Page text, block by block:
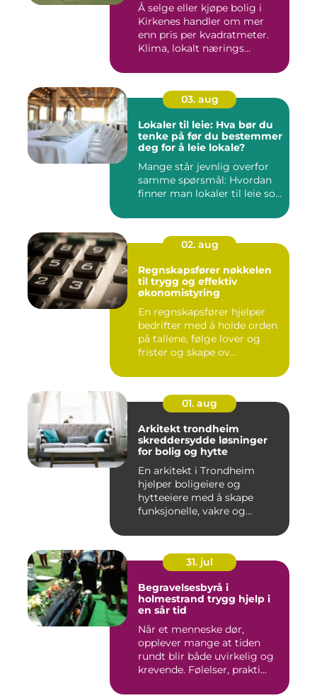
Å selge eller kjøpe bolig i
Kirkenes handler om mer
enn pris per kvadratmeter.
Klima, lokalt nærings...
03. aug
Lokaler til leie: Hva bør du
tenke på før du bestemmer
deg for å leie lokale?
Mange står jevnlig overfor
samme spørsmål: Hvordan
finner man lokaler til leie so...
02. aug
Regnskapsfører nøkkelen
til trygg og effektiv
økonomistyring
En regnskapsfører hjelper
bedrifter med å holde orden
på tallene, følge lover og
frister og skape ov...
01. aug
Arkitekt trondheim
skreddersydde løsninger
for bolig og hytte
En arkitekt i Trondheim
hjelper boligeiere og
hytteeiere med å skape
funksjonelle, vakre og
31. jul
Begravelsesbyrå i
holmestrand trygg hjelp i
en sår tid
Når et menneske dør,
opplever mange at tiden
rundt blir både uvirkelig og
krevende. Følelser, prakti...